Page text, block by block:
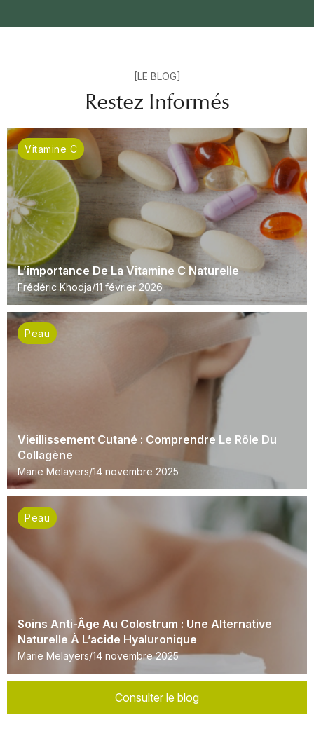
[LE BLOG]
Restez Informés
Vitamine C
L’importance De La Vitamine C Naturelle
Frédéric Khodja 11 février 2026
Peau
Vieillissement Cutané : Comprendre Le Rôle Du
Collagène
Marie Melayers 14 novembre 2025
Peau
Soins Anti-Âge Au Colostrum : Une Alternative
Naturelle À L’acide Hyaluronique
Marie Melayers 14 novembre 2025
Consulter le blog